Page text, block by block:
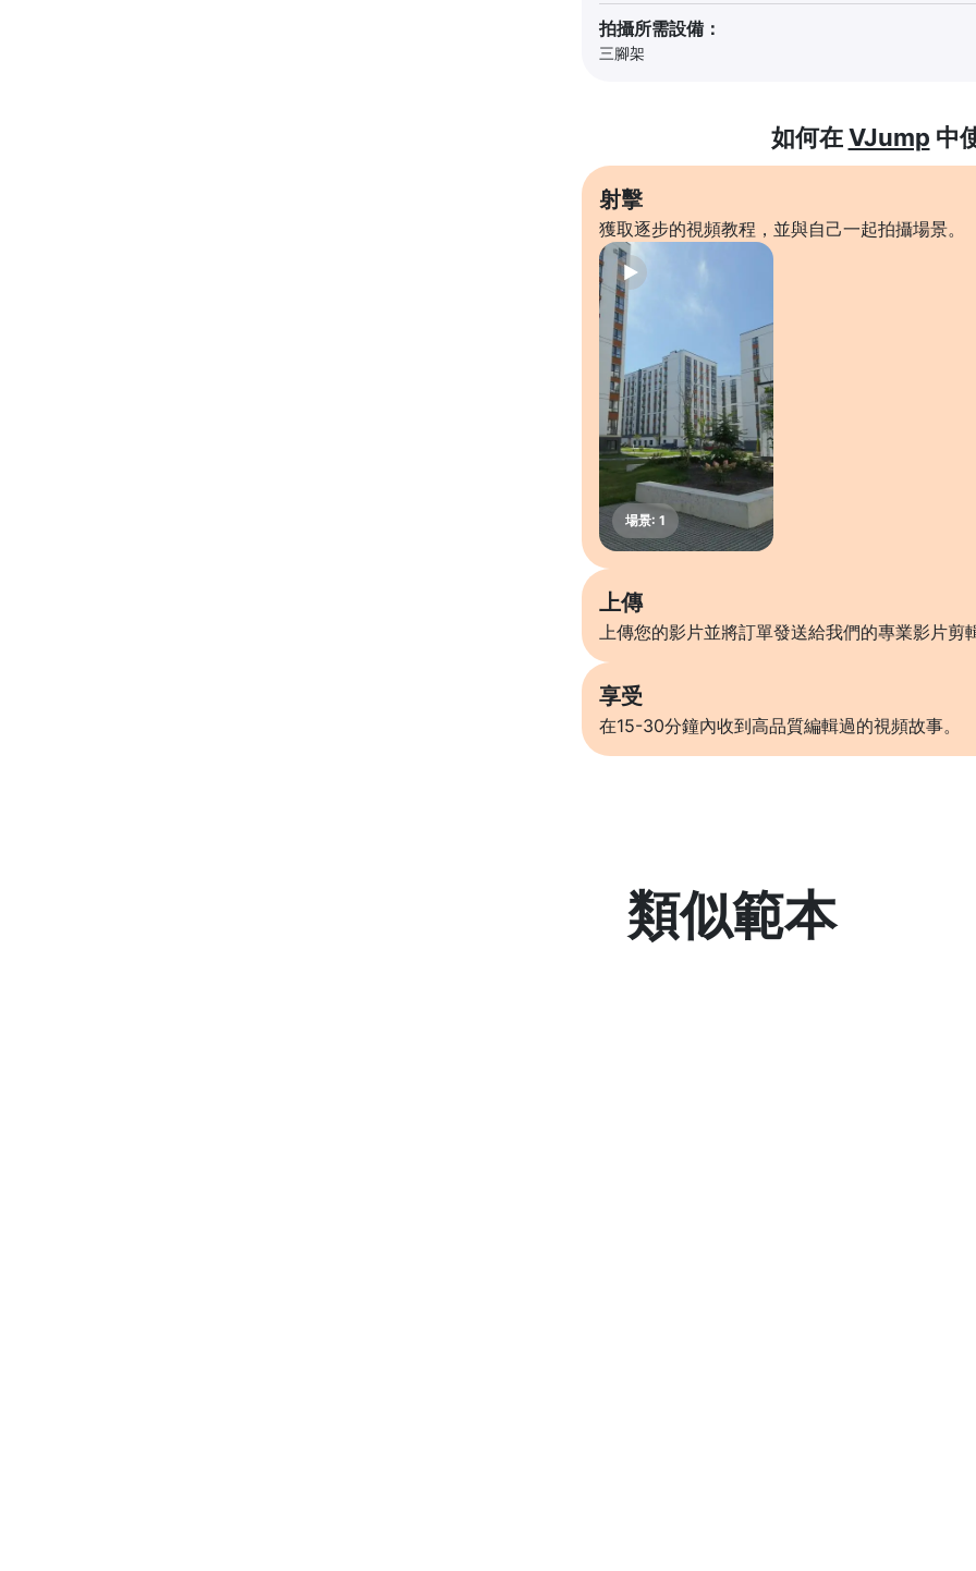
拍攝所需設備：
三腳架
如何在VJump 中
射擊
獲取逐步的視頻教程，並與自己一起拍攝場景。
上傳
上傳您的影片並將訂單發送給我們的專業影片剪
享受
在15-30分鐘內收到高品質編輯過的視頻故事。
類似範本